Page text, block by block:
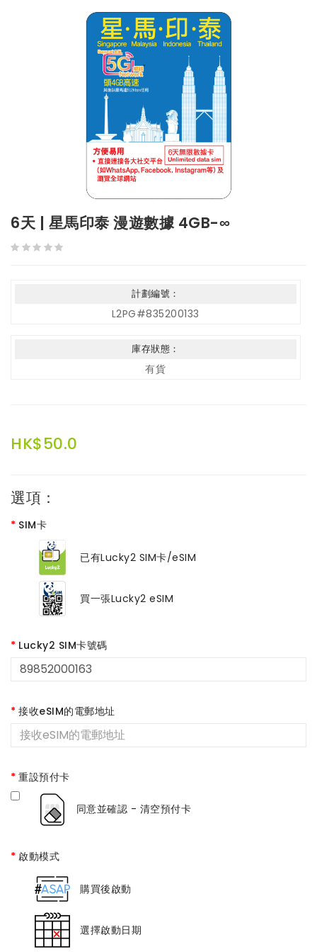
6天 | 星馬印泰 漫遊數據 4GB-∞
計劃編號：
L2PG#835200133
庫存狀態：
有貨
HK$50.0
選項：
SIM卡
已有Lucky2 SIM卡/eSIM
買一張Lucky2 eSIM
Lucky2 SIM卡號碼
接收eSIM的電郵地址
重設預付卡
同意並確認 - 清空預付卡
啟動模式
購買後啟動
選擇啟動日期